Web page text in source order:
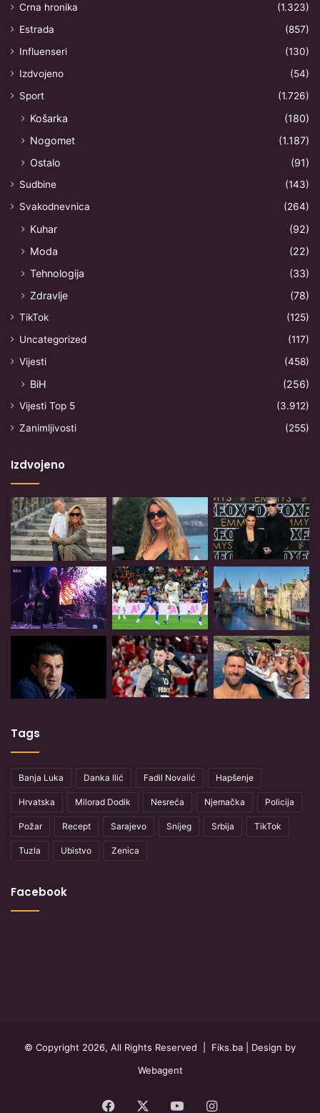
Crna hronika
(1.323)
Estrada
(857)
Influenseri
(130)
Izdvojeno
(54)
Sport
(1.726)
Košarka
(180)
Nogomet
(1.187)
Ostalo
(91)
Sudbine
(143)
Svakodnevnica
(264)
Kuhar
(92)
Moda
(22)
Tehnologija
(33)
Zdravlje
(78)
TikTok
(125)
Uncategorized
(117)
Vijesti
(458)
BiH (256)
Vijesti Top 5
(3.912)
Zanimljivosti
(255)
Izdvojeno
Tags
Banja Luka Danka Ilić Fadil Novalić Hapšenje
Hrvatska Milorad Dodik Nesreća Njemačka Policija
Požar Recept Sarajevo Snijeg Srbija TikTok
Tuzla Ubistvo Zenica
Facebook
© Copyright 2026, All Rights Reserved | Fiks.ba | Design by
Webagent
Facebook YouTubeInstagram